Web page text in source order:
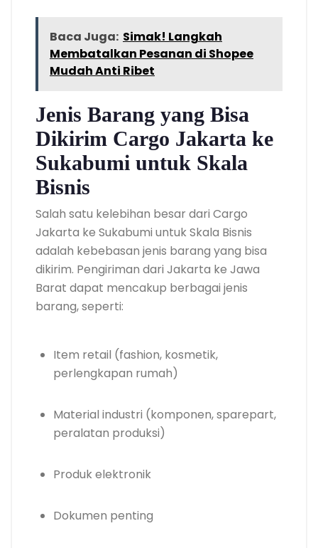
Baca Juga: Simak! Langkah
Membatalkan Pesanan di Shopee
Mudah Anti Ribet
Jenis Barang yang Bisa
Dikirim Cargo Jakarta ke
Sukabumi untuk Skala
Bisnis
Salah satu kelebihan besar dari Cargo
Jakarta ke Sukabumi untuk Skala Bisnis
adalah kebebasan jenis barang yang bisa
dikirim. Pengiriman dari Jakarta ke Jawa
Barat dapat mencakup berbagai jenis
barang, seperti:
Item retail (fashion, kosmetik,
perlengkapan rumah)
Material industri (komponen, sparepart,
peralatan produksi)
Produk elektronik
Dokumen penting